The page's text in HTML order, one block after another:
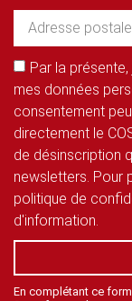
Par la
mes données
consentement
directement le
de désinscription
newsletters. Pour
politique de
d'information.
En complétant ce